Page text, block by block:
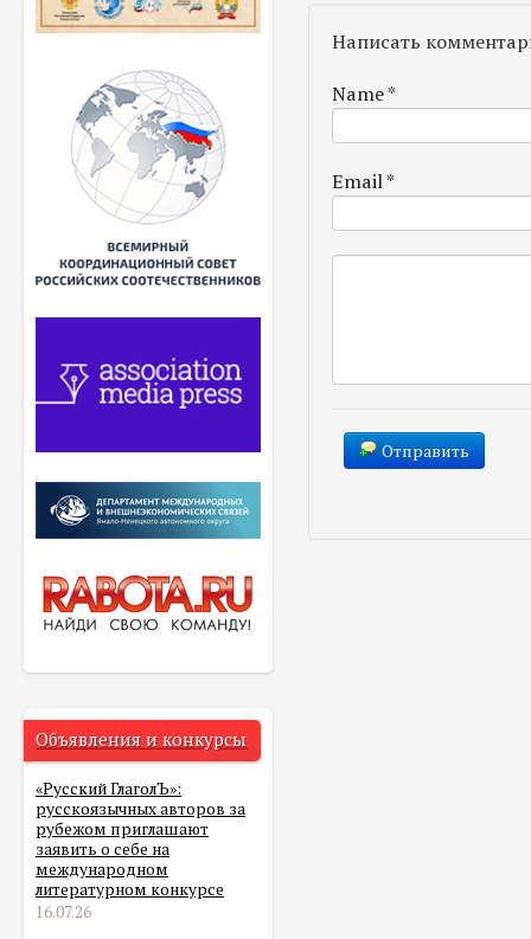
Объявления и конкурсы
«Русский ГлаголЪ»:
русскоязычных авторов за
рубежом приглашают
заявить о себе на
международном
литературном конкурсе
16.07.26
Написать
Name*
Email*
Отправить